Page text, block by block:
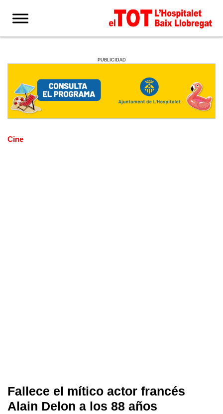
PUBLICIDAD
Cine
Fallece el mítico actor francés
Alain Delon a los 88 años